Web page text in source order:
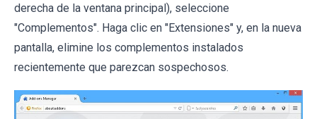
derecha de la ventana principal), seleccione
"Complementos". Haga clic en "Extensiones" y, en la nueva
pantalla, elimine los complementos instalados
recientemente que parezcan sospechosos.